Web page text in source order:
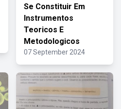
Se Constituir Em
Instrumentos
Teoricos E
Metodologicos
07 September 2024